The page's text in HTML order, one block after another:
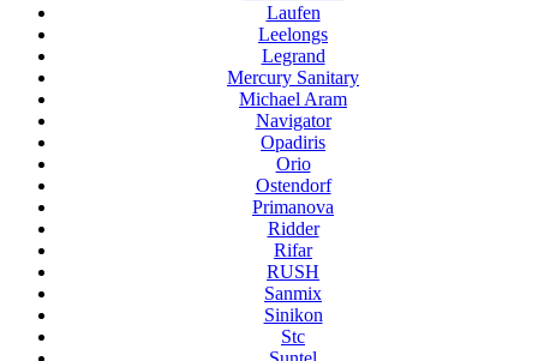
Laufen
Leelongs
Legrand
Mercury Sanitary
Michael Aram
Navigator
Opadiris
Orio
Ostendorf
Primanova
Ridder
Rifar
RUSH
Sanmix
Sinikon
Stc